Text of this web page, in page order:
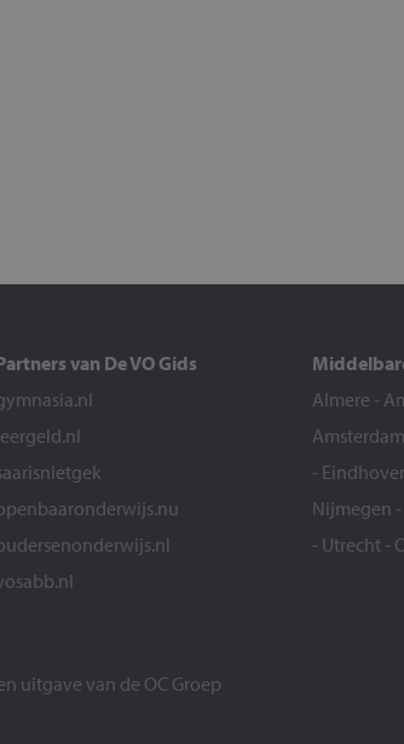
van De VO Gids
Almere -
Amsterdam
-
Nijmegen -
- Utrecht -
uitgave van de OC Groep